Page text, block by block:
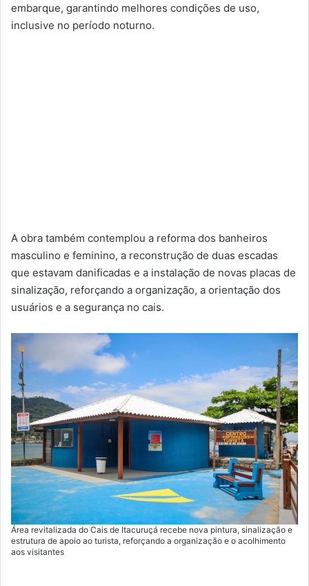
embarque, garantindo melhores condições de uso,
inclusive no período noturno.
A obra também contemplou a reforma dos banheiros
masculino e feminino, a reconstrução de duas escadas
que estavam danificadas e a instalação de novas placas de
sinalização, reforçando a organização, a orientação dos
usuários e a segurança no cais.
Área revitalizada do Cais de Itacuruçá recebe nova pintura, sinalização e
estrutura de apoio ao turista, reforçando a organização e o acolhimento
aos visitantes